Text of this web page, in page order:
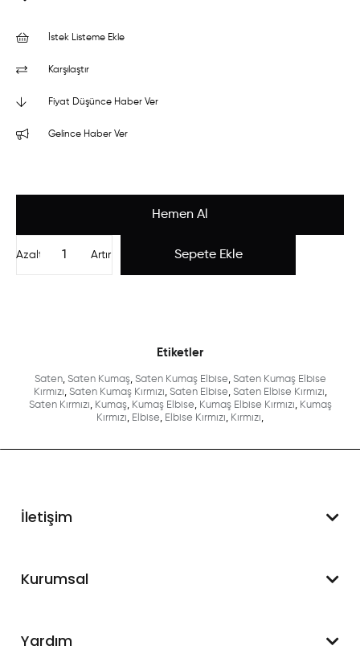
İstek Listeme Ekle
Karşılaştır
Fiyat Düşünce Haber Ver
Gelince Haber Ver
Artır
Azalt
Etiketler
Saten, Saten Kumaş, Saten Kumaş Elbise, Saten Kumaş Elbise
Kırmızı, Saten Kumaş Kırmızı, Saten Elbise, Saten Elbise Kırmızı,
Saten Kırmızı, Kumaş, Kumaş Elbise, Kumaş Elbise Kırmızı, Kumaş
Kırmızı, Elbise, Elbise Kırmızı, Kırmızı,
İletişim
WhatsApp Destek
Kurumsal
Hakkımızda
Yardım